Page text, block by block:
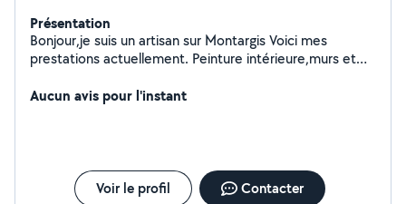
Présentation
Bonjour,je suis un artisan sur Montargis Voici mes
prestations actuellement. Peinture intérieure,murs et
de rebouchage et finition. Pose toile de verre. Pose
Aucun avis pour l'instant
Voir le profil Contacter